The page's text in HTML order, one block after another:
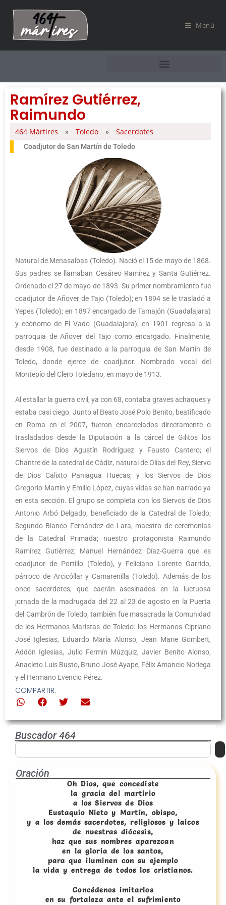
Menú
Ramírez Gutiérrez,
Raimundo
464 Mártires » Toledo » Sacerdotes
Coadjutor de San Martín de Toledo
Natural de Menasalbas (Toledo). Nació el 15 de mayo de 1868.
Sus padres se llamaban Cesáreo Ramírez y Santa Gutiérrez.
Ordenado el 27 de mayo de 1893. Su primer nombramiento fue
coadjutor de Añover de Tajo (Toledo); en 1894 se le trasladó a
Yepes (Toledo); en 1897 encargado de Tamajón (Guadalajara)
y ecónomo de El Vado (Guadalajara); en 1901 regresa a la
parroquia de Añover del Tajo como encargado. Finalmente,
desde 1908, fue destinado a la parroquia de San Martín de
Toledo, donde ejerce de coadjutor. Nombrado vocal del
Montepío del Clero Toledano, en mayo de 1913.
Al estallar la guerra civil, ya con 68, contaba graves achaques y
estaba casi ciego. Junto al Beato José Polo Benito, beatificado
en Roma en el 2007, fueron encarcelados directamente o
trasladados desde la Diputación a la cárcel de Gilitos los
Siervos de Dios Agustín Rodríguez y Fausto Cantero; el
Chantre de la catedral de Cádiz, natural de Olías del Rey, Siervo
de Dios Calixto Paniagua Huecas; y los Siervos de Dios
Gregorio Martín y Emilio López, cuyas vidas se han narrado ya
en esta sección. El grupo se completa con los Siervos de Dios
Antonio Arbó Delgado, beneficiado de la Catedral de Toledo;
Segundo Blanco Fernández de Lara, maestro de ceremonias
de la Catedral Primada; nuestro protagonista Raimundo
Ramírez Gutiérrez; Manuel Hernández Díaz-Guerra que es
coadjutor de Portillo (Toledo), y Feliciano Lorente Garrido,
párroco de Arcicóllar y Camarenilla (Toledo). Además de los
once sacerdotes, que caerán asesinados en la luctuosa
jornada de la madrugada del 22 al 23 de agosto en la Puerta
del Cambrón de Toledo, también fue masacrada la Comunidad
de los Hermanos Maristas de Toledo: los Hermanos Cipriano
José Iglesias, Eduardo María Alonso, Jean Marie Gombert,
Addón Iglesias, Julio Fermín Múzquiz, Javier Benito Alonso,
Anacleto Luis Busto, Bruno José Ayape, Félix Amancio Noriega
y el Hermano Evencio Pérez.
COMPARTIR:
Buscador 464
Oración
Oh Dios, que concediste
la gracia del martirio
a los Siervos de Dios
Eustaquio Nieto y Martín, obispo,
y a los demás sacerdotes, religiosos y laicos
de nuestras diócesis,
haz que sus nombres aparezcan
en la gloria de los santos,
para que iluminen con su ejemplo
la vida y entrega de todos los cristianos.
Concédenos imitarlos
en su fortaleza ante el sufrimiento